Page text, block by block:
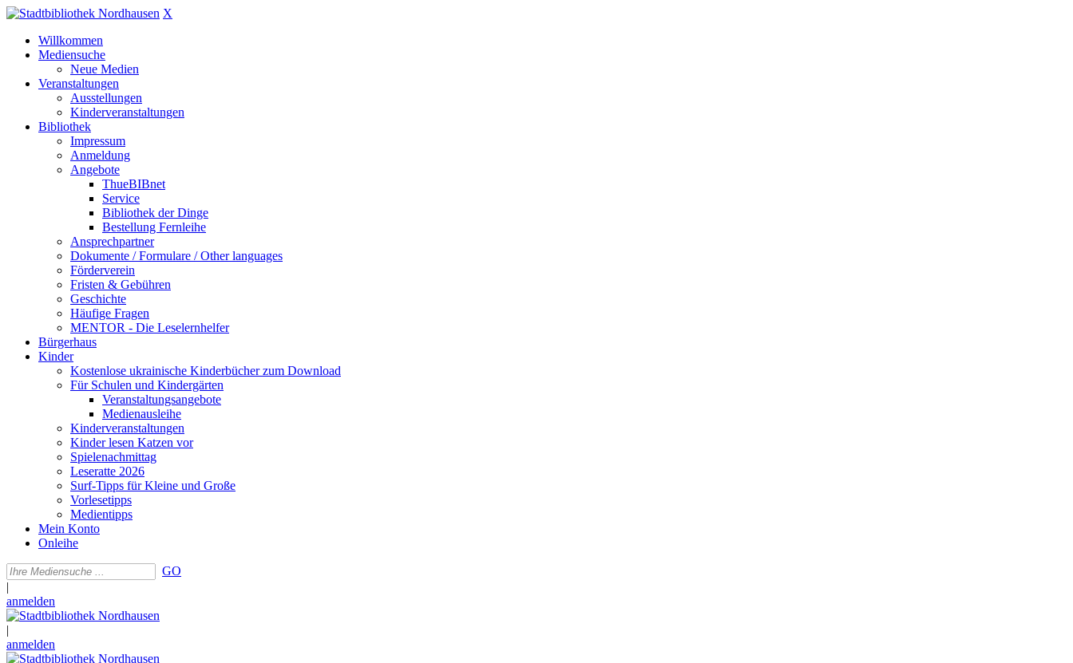
X
Willkommen
Mediensuche
Neue Medien
Veranstaltungen
Ausstellungen
Kinderveranstaltungen
Bibliothek
Impressum
Anmeldung
Angebote
ThueBIBnet
Service
Bibliothek der Dinge
Bestellung Fernleihe
Ansprechpartner
Dokumente / Formulare / Other languages
Förderverein
Fristen & Gebühren
Geschichte
Häufige Fragen
MENTOR - Die Leselernhelfer
Bürgerhaus
Kinder
Kostenlose ukrainische Kinderbücher zum Download
Für Schulen und Kindergärten
Veranstaltungsangebote
Medienausleihe
Kinderveranstaltungen
Kinder lesen Katzen vor
Spielenachmittag
Leseratte 2026
Surf-Tipps für Kleine und Große
Vorlesetipps
Medientipps
Mein Konto
Onleihe
GO
|
anmelden
|
anmelden